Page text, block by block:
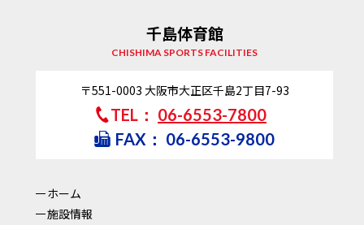
千島体育館
CHISHIMA SPORTS FACILITIES
〒551-0003 大阪市大正区千島2丁目7-93
TEL： 06-6553-7800
FAX： 06-6553-9800
ホーム
施設情報